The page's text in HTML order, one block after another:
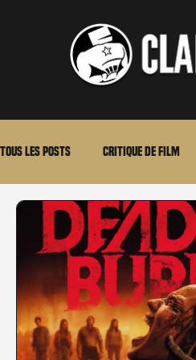
Tous les posts Critique de film
Laurent Scherlen Memento
Stéfanie Rossier Streaming